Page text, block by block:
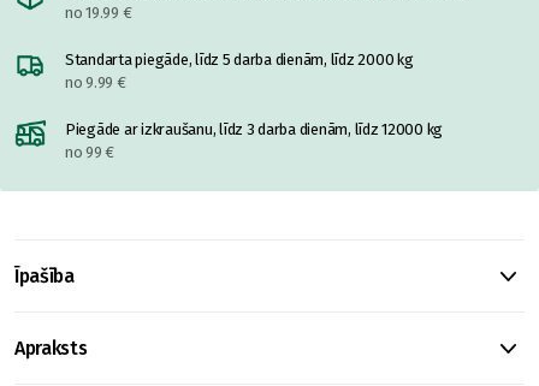
no 19.99 €
Standarta piegāde, līdz 5 darba dienām, līdz 2000 kg
no 9.99 €
Piegāde ar izkraušanu, līdz 3 darba dienām, līdz 12000 kg
no 99 €
Īpašība
Apraksts